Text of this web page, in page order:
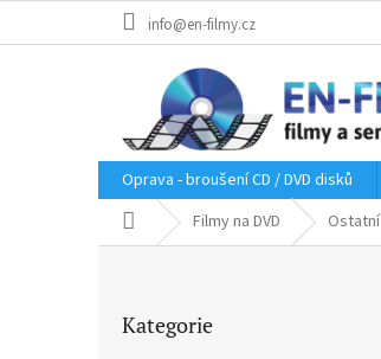
info@en-filmy.cz
Oprava - broušení CD / DVD disků
Domů Filmy na DVD Ostatní
kategorie
Kategorie